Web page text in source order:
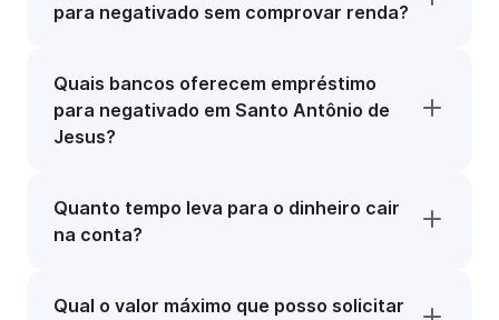
para negativado sem comprovar renda?
Quais bancos oferecem empréstimo
para negativado em Santo Antônio de
Jesus?
Quanto tempo leva para o dinheiro cair
na conta?
Qual o valor máximo que posso solicitar